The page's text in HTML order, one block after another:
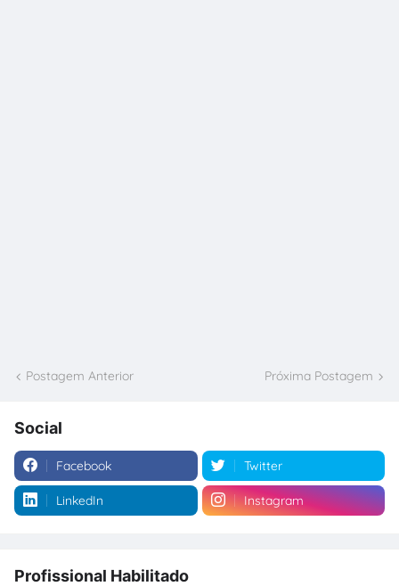
Postagem Anterior Próxima Postagem
Social
Facebook Twitter
LinkedIn Instagram
Profissional Habilitado